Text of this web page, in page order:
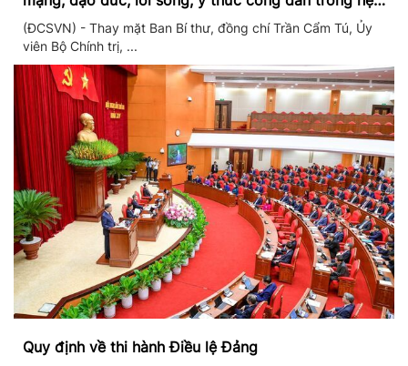
thống giáo dục quốc dân
(ĐCSVN) - Thay mặt Ban Bí thư, đồng chí Trần Cẩm Tú, Ủy
viên Bộ Chính trị, ...
Quy định về thi hành Điều lệ Đảng